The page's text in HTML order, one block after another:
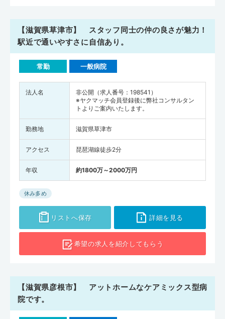
【滋賀県草津市】 スタッフ同士の仲の良さが魅力！
駅近で通いやすさに自信あり。
常勤 一般病院
法人名
非公開（求人番号：198541）
※ヤクマッチ会員登録後に弊社コンサルタン
トよりご案内いたします。
勤務地 滋賀県草津市
アクセス 琵琶湖線徒歩2分
年収 約1800万～2000万円
休み多め
リストへ保存 詳細を見る
希望の求人を紹介してもらう
【滋賀県彦根市】 アットホームなケアミックス型病
院です。